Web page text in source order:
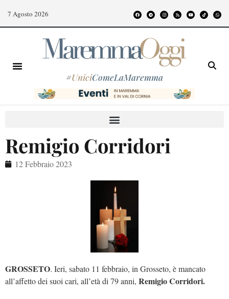
7 Agosto 2026
#UniciComeLaMaremma
Remigio Corridori
12 Febbraio 2023
GROSSETO. Ieri, sabato 11 febbraio, in Grosseto, è mancato
all’affetto dei suoi cari, all’età di 79 anni, Remigio Corridori.